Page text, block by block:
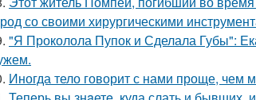
со своими хирургическими
"Я Проколола Пупок и Сделала Губы":
Иногда тело говорит с нами проще, чем